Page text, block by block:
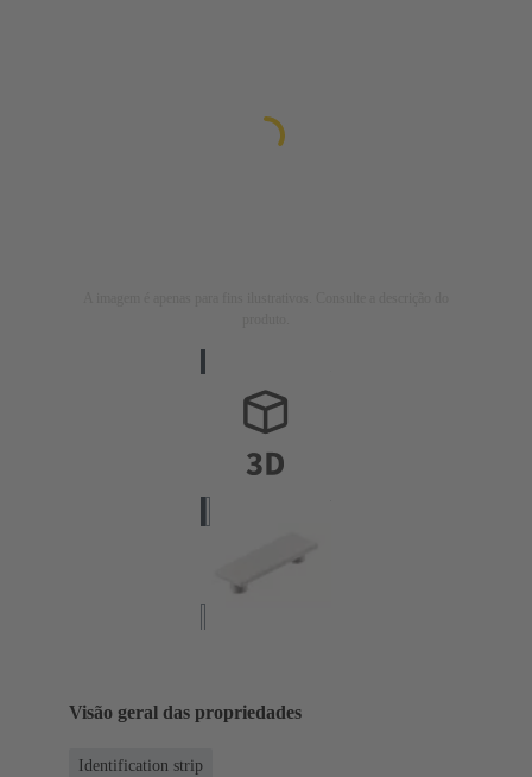
Visão geral das propriedades
Identification strip